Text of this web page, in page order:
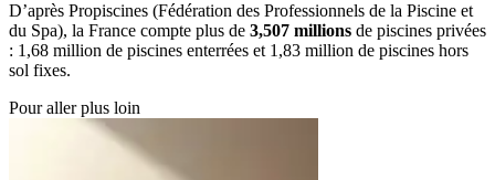
D’après Propiscines (Fédération des Professionnels de la Piscine et
du Spa), la France compte plus de 3,507 millions de piscines privées
: 1,68 million de piscines enterrées et 1,83 million de piscines hors
sol fixes.
Pour aller plus loin